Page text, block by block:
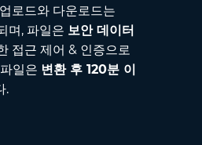
로드와 다운로드는
며, 파일은 보안 데이터
접근 제어 & 인증으로
일은 변환 후 120분 이
.